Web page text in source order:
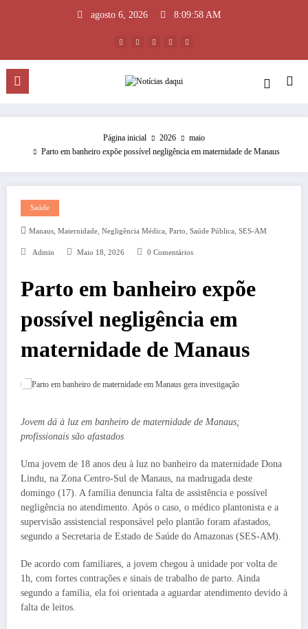
agosto 6, 2026 8:09:59 AM
Página inicial 2026
maio
Parto em banheiro expõe possível negligência em maternidade de Manaus
Saúde
Manaus, Maternidade, Negligência Médica, Parto, Saúde Pública, SES-AM
Admin Maio 18, 2026 0 Comentários
Parto em banheiro expõe
possível negligência em
maternidade de Manaus
Jovem dá à luz em banheiro de maternidade de Manaus;
profissionais são afastados
Uma jovem de 18 anos deu à luz no banheiro da maternidade Dona
Lindu, na Zona Centro-Sul de Manaus, na madrugada deste
domingo (17). A família denuncia falta de assistência e possível
negligência no atendimento. Após o caso, o médico plantonista e a
supervisão assistencial responsável pelo plantão foram afastados,
segundo a Secretaria de Estado de Saúde do Amazonas (SES-AM).
De acordo com familiares, a jovem chegou à unidade por volta de
1h, com fortes contrações e sinais de trabalho de parto. Ainda
segundo a família, ela foi orientada a aguardar atendimento devido à
falta de leitos.